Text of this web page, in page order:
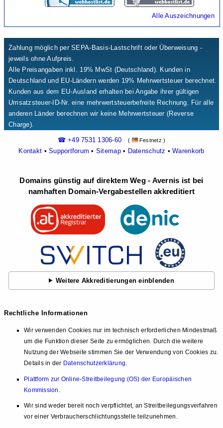
Alle Auszeichnungen
Zahlung möglich per SEPA-Basis-Lastschrift oder Überweisung -
jeweils ohne Aufpreis.
Alle Preisangaben inkl. 19% MwSt (Deutschland). Kunden in
Deutschland und EU-Ländern werden 19% Mehrwertsteuer berechnet.
Kunden aus dem EU-Ausland erhalten bei Angabe ihrer gültigen
Umsatzsteuer-ID-Nr. eine mehrwertsteuerbefreite Rechnung. Für alle
anderen Länder berechnen wir keine Mehrwertsteuer (Reverse
Charge).
☎ +49 7531 1306-60 ( Festnetz )
Kontakt •Supportforum • Sitemap• Datenschutz •Warenkorb
Domains günstig auf direktem Weg - Avernis ist bei
namhaften Domain-Vergabestellen akkreditiert
Weitere Akkreditierungen einblenden
Rechtliche Informationen
Wir verwenden Cookies nur im technisch erforderlichen Mindestmaß
um die Funktion dieser Seite zu ermöglichen. Durch die weitere
Nutzung der Webseite stimmen Sie der Verwendung von Cookies zu.
Details in der Datenschutzerklärung.
Plattform zur Online-Streitbeilegung (OS) der Europäischen
Kommission .
Wir sind weder bereit noch verpflichtet, an Streitbeilegungsverfahren
vor einer Verbraucherschlichtungsstelle teilzunehmen.